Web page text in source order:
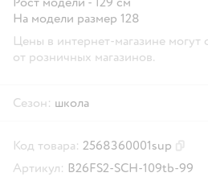
На модели размер 128
Цены в интернет-магазине могут
от розничных магазинов.
Сезон: школа
Код товара: 2568360001sup
Артикул: B26FS2-SCH-109tb-99